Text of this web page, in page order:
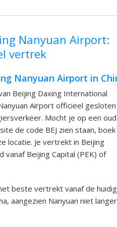
Nanyuan Airport:
vertrek
Nanyuan Airport in
Beijing Daxing International
Airport officieel gesloten
Mocht je op een
de code BEJ zien staan, boek
locatie. Je vertrekt in Beijing
Beijing Capital (PEK) of
beste vertrekt vanaf de
aangezien Nanyuan niet langer